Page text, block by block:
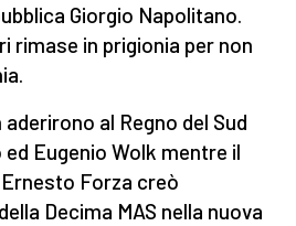
Giorgio Napolitano.
rimase in prigionia per non
aderirono al Regno del Sud
Eugenio Wolk mentre il
Forza creò
Decima MAS nella nuova